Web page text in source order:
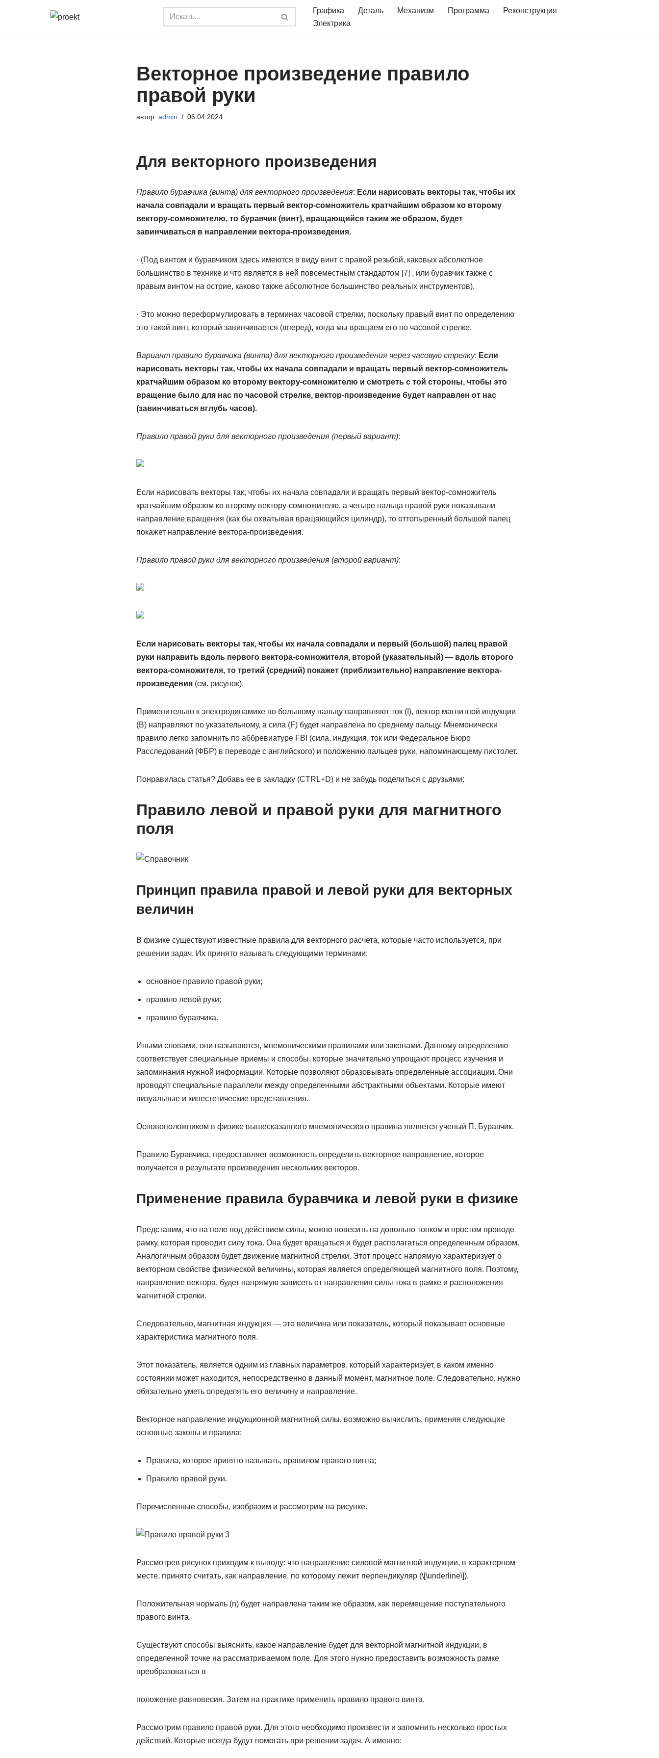
Графика Деталь Механизм Программа
Реконструкция
Электрика
Векторное произведение правило
правой руки
автор: admin 06.04.2024
Для векторного произведения
Правило буравчика (винта) для векторного произведения: Если нарисовать векторы так, чтобы их
начала совпадали и вращать первый вектор-сомножитель кратчайшим образом ко второму
вектору-сомножителю, то буравчик (винт), вращающийся таким же образом, будет
завинчиваться в направлении вектора-произведения.
· (Под винтом и буравчиком здесь имеются в виду винт с правой резьбой, каковых абсолютное
большинство в технике и что является в ней повсеместным стандартом [7] , или буравчик также с
правым винтом на острие, каково также абсолютное большинство реальных инструментов).
· Это можно переформулировать в терминах часовой стрелки, поскольку правый винт по определению
это такой винт, который завинчивается (вперед), когда мы вращаем его по часовой стрелке.
Вариант правило буравчика (винта) для векторного произведения через часовую стрелку: Если
нарисовать векторы так, чтобы их начала совпадали и вращать первый вектор-сомножитель
кратчайшим образом ко второму вектору-сомножителю и смотреть с той стороны, чтобы это
вращение было для нас по часовой стрелке, вектор-произведение будет направлен от нас
(завинчиваться вглубь часов).
Правило правой руки для векторного произведения (первый вариант):
Если нарисовать векторы так, чтобы их начала совпадали и вращать первый вектор-сомножитель
кратчайшим образом ко второму вектору-сомножителю, а четыре пальца правой руки показывали
направление вращения (как бы охватывая вращающийся цилиндр), то оттопыренный большой палец
покажет направление вектора-произведения.
Правило правой руки для векторного произведения (второй вариант):
Если нарисовать векторы так, чтобы их начала совпадали и первый (большой) палец правой
руки направить вдоль первого вектора-сомножителя, второй (указательный) — вдоль второго
вектора-сомножителя, то третий (средний) покажет (приблизительно) направление вектора-
произведения(см. рисунок).
Применительно к электродинамике по большому пальцу направляют ток (I), вектор магнитной индукции
(B) направляют по указательному, а сила (F) будет направлена по среднему пальцу. Мнемонически
правило легко запомнить по аббревиатуре FBI (сила, индукция, ток или Федеральное Бюро
Расследований (ФБР) в переводе с английского) и положению пальцев руки, напоминающему пистолет.
Понравилась статья? Добавь ее в закладку (CTRL+D) и не забудь поделиться с друзьями:
Правило левой и правой руки для магнитного
поля
Принцип правила правой и левой руки для векторных
величин
В физике существуют известные правила для векторного расчета, которые часто используется, при
решении задач. Их принято называть следующими терминами:
основное правило правой руки;
правило левой руки;
правило буравчика.
Иными словами, они называются, мнемоническими правилами или законами. Данному определению
соответствует специальные приемы и способы, которые значительно упрощают процесс изучения и
запоминания нужной информации. Которые позволяют образовывать определенные ассоциации. Они
проводят специальные параллели между определенными абстрактными объектами. Которые имеют
визуальные и кинестетические представления.
Основоположником в физике вышесказанного мнемонического правила является ученый П. Буравчик.
Правило Буравчика, предоставляет возможность определить векторное направление, которое
получается в результате произведения нескольких векторов.
Применение правила буравчика и левой руки в физике
Представим, что на поле под действием силы, можно повесить на довольно тонком и простом проводе
рамку, которая проводит силу тока. Она будет вращаться и будет располагаться определенным образом.
Аналогичным образом будет движение магнитной стрелки. Этот процесс напрямую характеризует о
векторном свойстве физической величины, которая является определяющей магнитного поля. Поэтому,
направление вектора, будет напрямую зависеть от направления силы тока в рамке и расположения
магнитной стрелки.
Следовательно, магнитная индукция — это величина или показатель, который показывает основные
характеристика магнитного поля.
Этот показатель, является одним из главных параметров, который характеризует, в каком именно
состоянии может находится, непосредственно в данный момент, магнитное поле. Следовательно, нужно
обязательно уметь определять его величину и направление.
Векторное направление индукционной магнитной силы, возможно вычислить, применяя следующие
основные законы и правила:
Правила, которое принято называть, правилом правого винта;
Правило правой руки.
Перечисленные способы, изобразим и рассмотрим на рисунке.
Рассмотрев рисунок приходим к выводу: что направление силовой магнитной индукции, в характерном
месте, принято считать, как направление, по которому лежит перпендикуляр (\[\underline\]).
Положительная нормаль (n) будет направлена таким же образом, как перемещение поступательного
правого винта.
Существуют способы выяснить, какое направление будет для векторной магнитной индукции, в
определенной точке на рассматриваемом поле. Для этого нужно предоставить возможность рамке
преобразоваться в
положение равновесия. Затем на практике применить правило правого винта.
Рассмотрим правило правой руки. Для этого необходимо произвести и запомнить несколько простых
действий. Которые всегда будут помогать при решении задач. А именно: